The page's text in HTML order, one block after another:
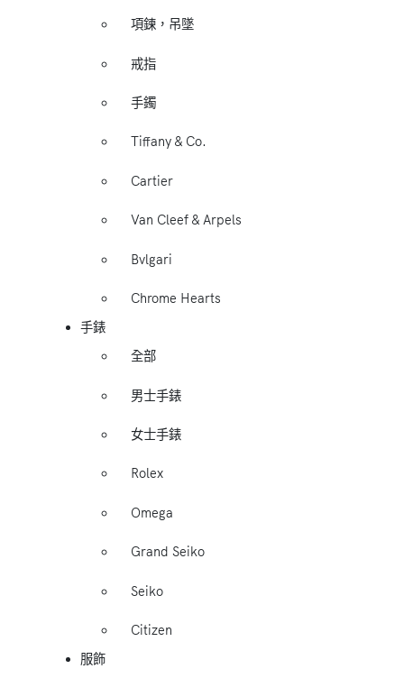
項鍊，吊墜
戒指
手鐲
Tiffany & Co.
Cartier
Van Cleef & Arpels
Bvlgari
Chrome Hearts
手錶
全部
男士手錶
女士手錶
Rolex
Omega
Grand Seiko
Seiko
Citizen
服飾